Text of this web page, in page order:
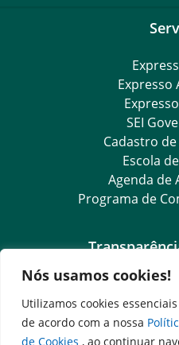
Nós usamos cookies!
Utilizamos cookies
de acordo com a nossa
de Cookies , ao continuar
Expresso
SEI
Cadastro
Escola
Agenda de
Programa de
Goiás
Dados
SIC – Serviço de